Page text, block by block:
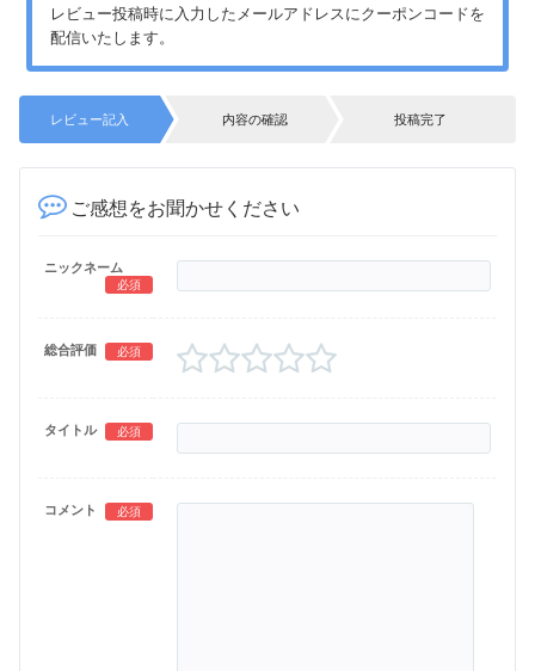
レビュー投稿時に入力したメールアドレスにクーポンコードを
配信いたします。
レビュー記入 内容の確認 投稿完了
ご感想をお聞かせください
ニックネーム
必須
総合評価 必須
タイトル 必須
コメント 必須